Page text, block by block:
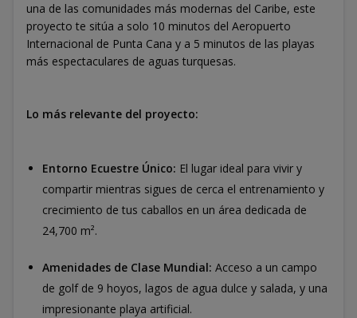
una de las comunidades más modernas del Caribe, este
proyecto te sitúa a solo 10 minutos del Aeropuerto
Internacional de Punta Cana y a 5 minutos de las playas
más espectaculares de aguas turquesas.
Lo más relevante del proyecto:
Entorno Ecuestre Único: El lugar ideal para vivir y
compartir mientras sigues de cerca el entrenamiento y
crecimiento de tus caballos en un área dedicada de
24,700 m².
Amenidades de Clase Mundial: Acceso a un campo
de golf de 9 hoyos, lagos de agua dulce y salada, y una
impresionante playa artificial.